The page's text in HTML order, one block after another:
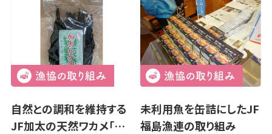
自然との調和を維持する
JF加太の天然ワカメ「…
未利用魚を缶詰にしたJF
福島漁連の取り組み